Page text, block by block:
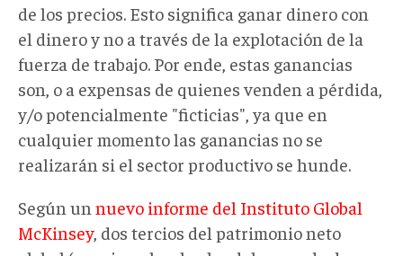
de los precios. Esto significa ganar dinero con
el dinero y no a través de la explotación de la
fuerza de trabajo. Por ende, estas ganancias
son, o a expensas de quienes venden a pérdida,
y/o potencialmente "ficticias", ya que en
cualquier momento las ganancias no se
realizarán si el sector productivo se hunde.
Según un nuevo informe del Instituto Global
McKinsey, dos tercios del patrimonio neto